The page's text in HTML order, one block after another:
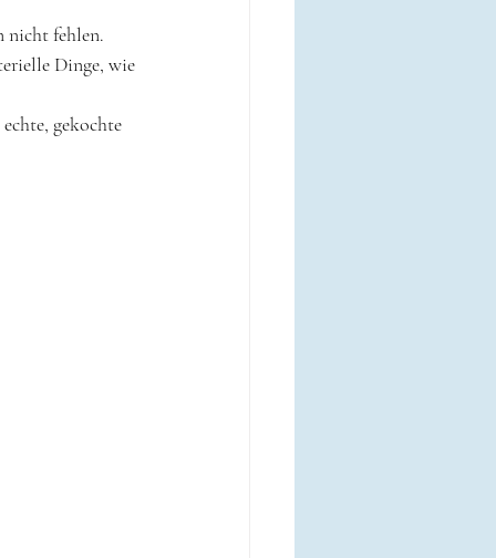
nicht fehlen.
Dinge, wie
gekochte